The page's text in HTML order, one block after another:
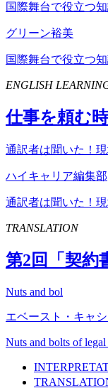
国際舞台で役立つ
グリーン裕美
国際舞台で役立つ
ENGLISH
仕事を頼む
通訳者は聞いた！
ハイキャリア編集部
通訳者は聞いた！
TRANSLATION
第2回「契約
Nuts and bol
エベースト・キャ
Nuts and bolts of legal